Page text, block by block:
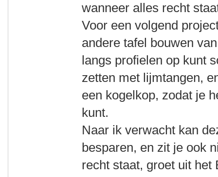
wanneer alles recht
Voor een volgend
andere tafel bouwen
langs profielen op kunt
zetten met lijmtangen,
een kogelkop, zodat je
kunt.
Naar ik verwacht kan
besparen, en zit je ook
recht staat, groet uit het